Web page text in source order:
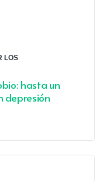
LOS
hasta un
depresión